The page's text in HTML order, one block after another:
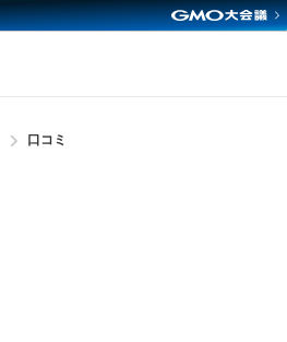
口コミ